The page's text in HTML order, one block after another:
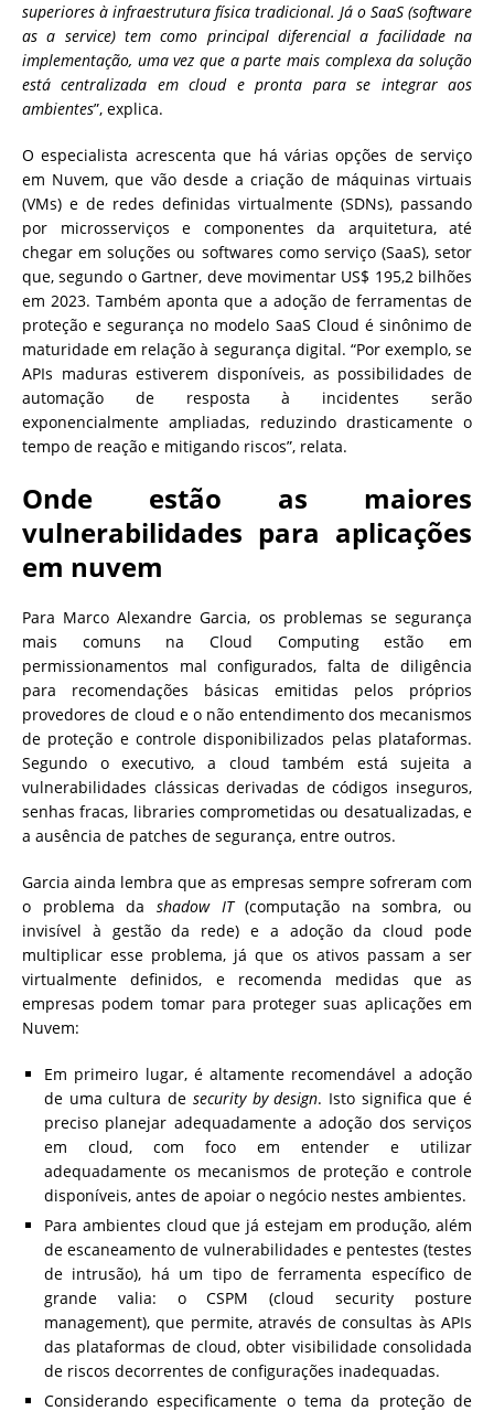
superiores à infraestrutura física tradicional. Já o SaaS (software
as a service) tem como principal diferencial a facilidade na
implementação, uma vez que a parte mais complexa da solução
está centralizada em cloud e pronta para se integrar aos
ambientes”, explica.
O especialista acrescenta que há várias opções de serviço
em Nuvem, que vão desde a criação de máquinas virtuais
(VMs) e de redes definidas virtualmente (SDNs), passando
por microsserviços e componentes da arquitetura, até
chegar em soluções ou softwares como serviço (SaaS), setor
que, segundo o Gartner, deve movimentar US$ 195,2 bilhões
em 2023. Também aponta que a adoção de ferramentas de
proteção e segurança no modelo SaaS Cloud é sinônimo de
maturidade em relação à segurança digital. “Por exemplo, se
APIs maduras estiverem disponíveis, as possibilidades de
automação de resposta à incidentes serão
exponencialmente ampliadas, reduzindo drasticamente o
tempo de reação e mitigando riscos”, relata.
Onde estão as maiores
vulnerabilidades para aplicações
em nuvem
Para Marco Alexandre Garcia, os problemas se segurança
mais comuns na Cloud Computing estão em
permissionamentos mal configurados, falta de diligência
para recomendações básicas emitidas pelos próprios
provedores de cloud e o não entendimento dos mecanismos
de proteção e controle disponibilizados pelas plataformas.
Segundo o executivo, a cloud também está sujeita a
vulnerabilidades clássicas derivadas de códigos inseguros,
senhas fracas, libraries comprometidas ou desatualizadas, e
a ausência de patches de segurança, entre outros.
Garcia ainda lembra que as empresas sempre sofreram com
o problema da shadow IT(computação na sombra, ou
invisível à gestão da rede) e a adoção da cloud pode
multiplicar esse problema, já que os ativos passam a ser
virtualmente definidos, e recomenda medidas que as
empresas podem tomar para proteger suas aplicações em
Nuvem:
Em primeiro lugar, é altamente recomendável a adoção
de uma cultura de security by design. Isto significa que é
preciso planejar adequadamente a adoção dos serviços
em cloud, com foco em entender e utilizar
adequadamente os mecanismos de proteção e controle
disponíveis, antes de apoiar o negócio nestes ambientes.
Para ambientes cloud que já estejam em produção, além
de escaneamento de vulnerabilidades e pentestes (testes
de intrusão), há um tipo de ferramenta específico de
grande valia: o CSPM (cloud security posture
management), que permite, através de consultas às APIs
das plataformas de cloud, obter visibilidade consolidada
de riscos decorrentes de configurações inadequadas.
Considerando especificamente o tema da proteção de